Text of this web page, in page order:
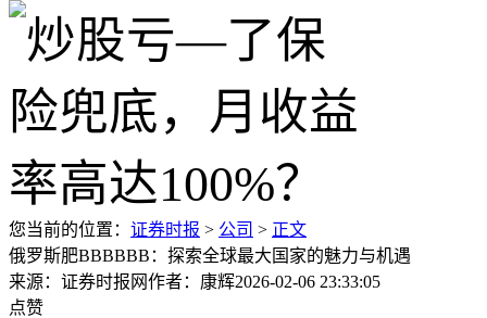
您当前的位置： 证券时报 > 公司 > 正文
俄罗斯肥BBBBBB：探索全球最大国家的魅力与机遇
来源：证券时报网作者：康辉2026-02-06 23:33:05
点赞